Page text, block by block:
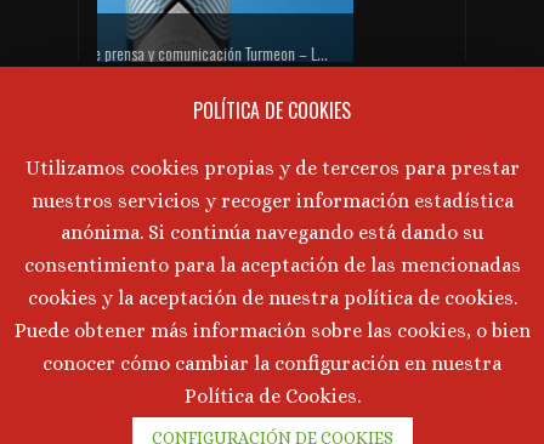
Gabinete de prensa y comunicación Turmeon – Lanzamiento de Turmeon Zero
PRÓXIMAS CATAS DE VINO
AVISO LEGAL
Aviso Legal·Política de Privacidad·
Política de Cookies
©2026 Marta Tornos · Todos lo derechos reservados ·
Desarrollado porIntermedio 2.0
POLÍTICA DE COOKIES
Utilizamos cookies propias y de terceros para prestar
nuestros servicios y recoger información estadística
anónima. Si continúa navegando está dando su
consentimiento para la aceptación de las mencionadas
cookies y la aceptación de nuestra política de cookies.
Puede obtener más información sobre las cookies, o bien
conocer cómo cambiar la configuración en nuestra
Política de Cookies.
CONFIGURACIÓN DE COOKIES